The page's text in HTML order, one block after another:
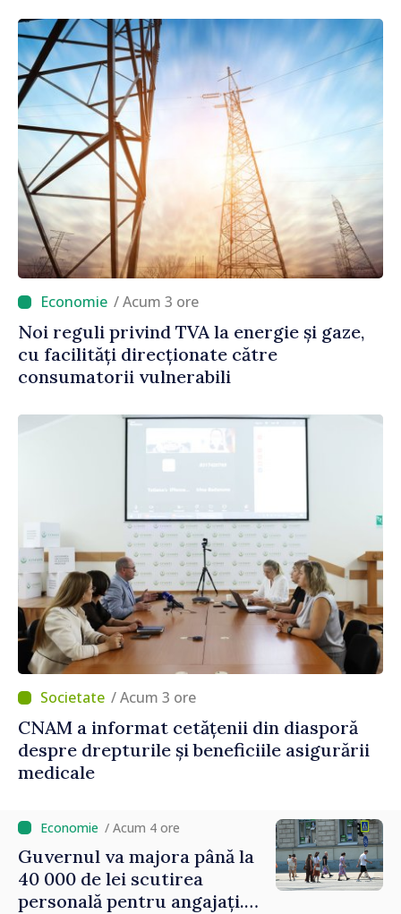
/ Acum 3 ore
Noi reguli privind TVA la energie și gaze,
cu facilități direcționate către
consumatorii vulnerabili
/ Acum 3 ore
CNAM a informat cetățenii din diasporă
despre drepturile și beneficiile asigurării
medicale
/ Acum 4 ore
Guvernul va majora până la
40 000 de lei scutirea
personală pentru angajați.